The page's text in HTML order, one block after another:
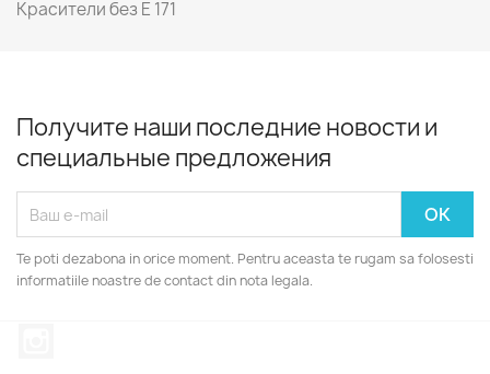
Красители без E 171
Получите наши последние новости и
специальные предложения
Te poti dezabona in orice moment. Pentru aceasta te rugam sa folosesti
informatiile noastre de contact din nota legala.